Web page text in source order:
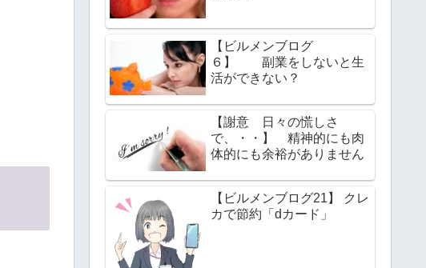
【ビルメンブログ
６】 副業をしないと生
活ができない？
【謝意 日々の慌しさ
で、・・】 精神的にも肉
体的にも余裕がありません
【ビルメンブログ21】 クレ
カで節約「dカード」